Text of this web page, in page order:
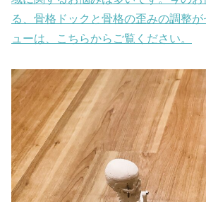
る、骨格ドックと骨格の歪みの調整
ューは、こちらからご覧ください。